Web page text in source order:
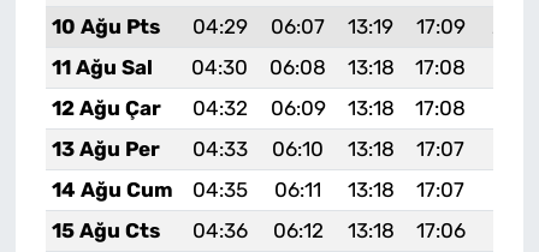
10 Ağu Pts
04:29 06:07 13:19 17:09
11 Ağu Sal
04:30 06:08 13:18 17:08
12 Ağu Çar
04:32 06:09 13:18 17:08
13 Ağu Per
04:33 06:10 13:18 17:07
14 Ağu Cum
04:35 06:11 13:18 17:07
15 Ağu Cts
04:36 06:12 13:18 17:06